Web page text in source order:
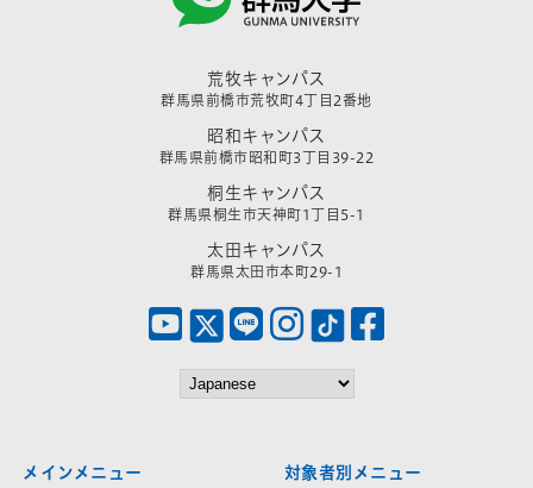
荒牧キャンパス
群馬県前橋市荒牧町4丁目2番地
昭和キャンパス
群馬県前橋市昭和町3丁目39-22
桐生キャンパス
群馬県桐生市天神町1丁目5-1
太田キャンパス
群馬県太田市本町29-1
メインメニュー 対象者別メニュー